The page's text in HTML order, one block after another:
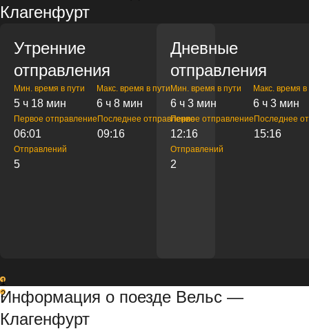
Клагенфурт
Утренние
отправления
Мин. время в пути
5 ч 18 мин
Макс. время в пути
6 ч 8 мин
Первое отправление
06:01
Последнее отправление
09:16
Отправлений
5
Дневные
отправления
Мин. время в пути
6 ч 3 мин
Макс. время в
6 ч 3 мин
Первое отправление
12:16
Последнее
15:16
Отправлений
2
1
2
Информация о поезде Вельс —
Клагенфурт